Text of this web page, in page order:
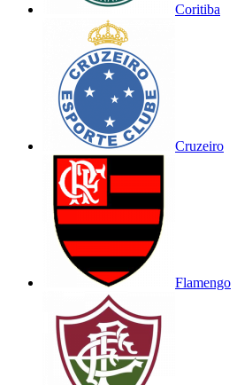
Coritiba
Cruzeiro
Flamengo